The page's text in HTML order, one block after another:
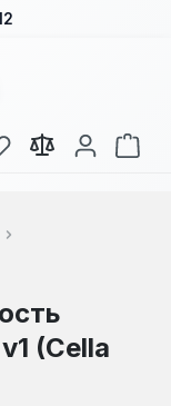
У вас есть товары
В
(Cella